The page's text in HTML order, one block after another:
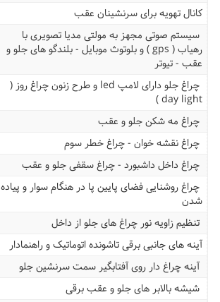
کانال تهویه برای سرنشینان عقب
سیستم صوتی مجهز به مولتی مدیا تصویری با
رهیاب ( gps ) و بلوتوث موبایل - بلندگو های جلو و
عقب - تیوتر
چراغ جلو دارای لامپ led و طرح زنون چراغ روز (
day light )
چراغ مه شکن جلو و عقب
چراغ نقشه خوان - چراغ خطر سوم
چراغ داخل داشبورد - چراغ سقفی جلو و عقب
چراغ روشنایی فضای پایین پا در هنگام سوار و پیاده
شدن
تنظیم زاویه نور چراغ های جلو از داخل
آینه های جانبی برقی تاشونده اتوماتیک و راهنمادار
آینه چراغ دار روی آفتابگیر سمت سرنشین جلو
شیشه بالابر های جلو و عقب برقی